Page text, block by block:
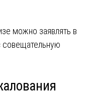
можно заявлять в